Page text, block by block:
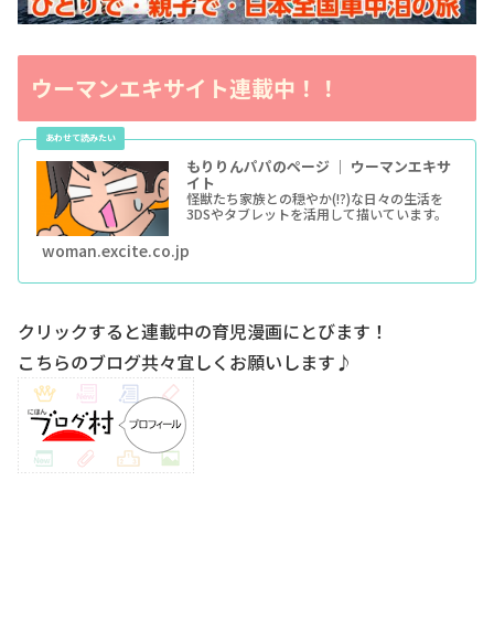
ウーマンエキサイト連載中！！
もりりんパパのページ ｜ ウーマンエキサ
イト
怪獣たち家族との穏やか(!?)な日々の生活を
3DSやタブレットを活用して描いています。
woman.excite.co.jp
クリックすると連載中の育児漫画にとびます！
こちらのブログ共々宜しくお願いします♪